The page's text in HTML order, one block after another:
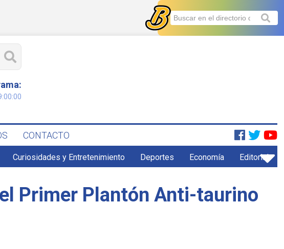
CONTACTO
Curiosidades y Entretenimiento Deportes Economía Editorial
Primer Plantón Anti-taurino